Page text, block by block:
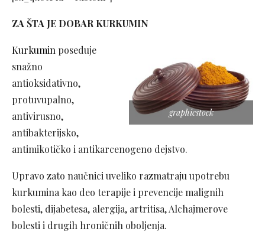
ZA ŠTA JE DOBAR KURKUMIN
graphicstock
Kurkumin poseduje
snažno
antioksidativno,
protuvupalno,
antivirusno,
antibakterijsko,
antimikotičko i antikarcenogeno dejstvo.
Upravo zato naučnici uveliko razmatraju upotrebu
kurkumina kao deo terapije i prevencije malignih
bolesti, dijabetesa, alergija, artritisa, Alchajmerove
bolesti i drugih hroničnih oboljenja.